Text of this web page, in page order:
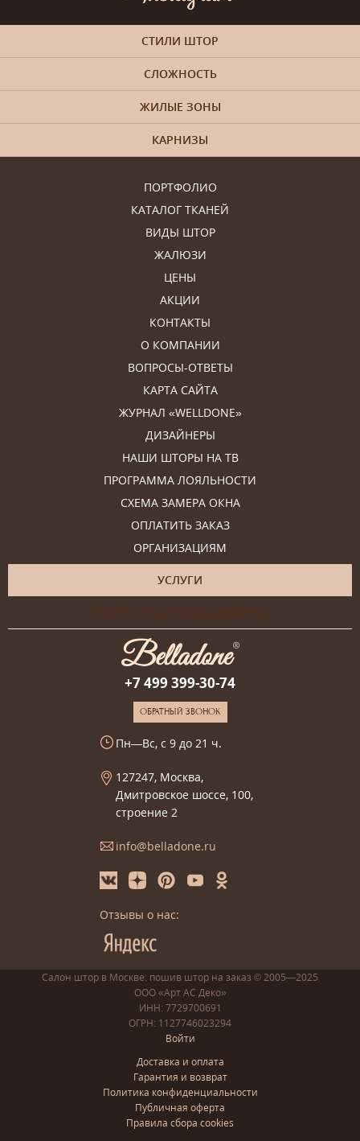
ПОРТФОЛИО
КАТАЛОГ ТКАНЕЙ
ВИДЫ ШТОР
ЖАЛЮЗИ
ЦЕНЫ
АКЦИИ
КОНТАКТЫ
О КОМПАНИИ
ВОПРОСЫ-ОТВЕТЫ
КАРТА САЙТА
ЖУРНАЛ «WELLDONE»
ДИЗАЙНЕРЫ
НАШИ ШТОРЫ НА ТВ
ПРОГРАММА ЛОЯЛЬНОСТИ
СХЕМА ЗАМЕРА ОКНА
ОПЛАТИТЬ ЗАКАЗ
ОРГАНИЗАЦИЯМ
УСЛУГИ
Онлайн-консультация дизайнера
СТИЛИ ШТОР
СЛОЖНОСТЬ
ЖИЛЫЕ ЗОНЫ
КАРНИЗЫ
+7 499 399-30-74
ОБРАТНЫЙ ЗВОНОК
Пн—Вс, с 9 до 21 ч.
127247, Москва,
Дмитровское шоссе, 100,
строение 2
info@belladone.ru
Отзывы о нас:
Салон штор в Москве: пошив штор на заказ © 2005—2025
ООО «Арт АС Деко»
ИНН: 7729700691
ОГРН: 1127746023294
Войти
Доставка и оплата
Гарантия и возврат
Политика конфиденциальности
Публичная оферта
Правила сбора cookies